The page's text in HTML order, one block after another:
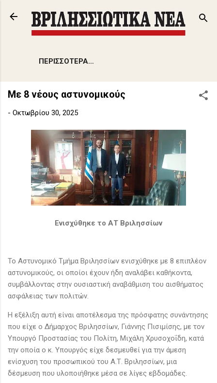
Μετάβαση στο κύριο περιεχόμενο
ΠΕΡΙΣΣΌΤΕΡΑ…
Με 8 νέους αστυνομικούς
- Οκτωβρίου 30, 2025
Ενισχύθηκε το ΑΤ Βριλησσίων
Το Αστυνομικό Τμήμα Βριλησσίων ενισχύθηκε με 8 επιπλέον
αστυνομικούς, οι οποίοι έχουν ήδη αναλάβει καθήκοντα,
συμβάλλοντας στην ουσιαστική αναβάθμιση του αισθήματος
ασφάλειας των πολιτών.
Η εξέλιξη αυτή είναι αποτέλεσμα της πρόσφατης συνάντησης
που είχε ο Δήμαρχος Βριλησσίων, Γιάννης Πισιμίσης, με τον
Υπουργό Προστασίας του Πολίτη, Μιχάλη Χρυσοχοΐδη, κατά
την οποία ο κ. Υπουργός είχε δεσμευθεί για την άμεση
ενίσχυση του προσωπικού του Α.Τ. Βριλησσίων, μια
δέσμευση που υλοποιήθηκε μέσα σε λίγες εβδομάδες.